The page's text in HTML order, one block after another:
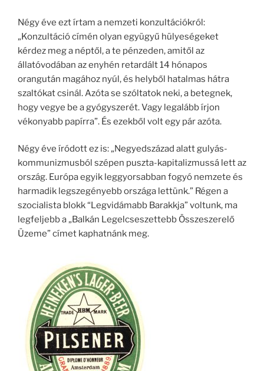
Négy éve ezt írtam a nemzeti konzultációkról:
„Konzultáció címén olyan együgyű hülyeségeket
kérdez meg a néptől, a te pénzeden, amitől az
állatóvodában az enyhén retardált 14 hónapos
orangután magához nyúl, és helyből hatalmas hátra
szaltókat csinál. Azóta se szóltatok neki, a betegnek,
hogy vegye be a gyógyszerét. Vagy legalább írjon
vékonyabb papírra”. És ezekből volt egy pár azóta.
Négy éve íródott ez is: „Negyedszázad alatt gulyás-
kommunizmusból szépen puszta-kapitalizmussá lett az
ország. Európa egyik leggyorsabban fogyó nemzete és
harmadik legszegényebb országa lettünk.” Régen a
szocialista blokk “Legvidámabb Barakkja” voltunk, ma
legfeljebb a „Balkán Legelcseszettebb Összeszerelő
Üzeme” címet kaphatnánk meg.